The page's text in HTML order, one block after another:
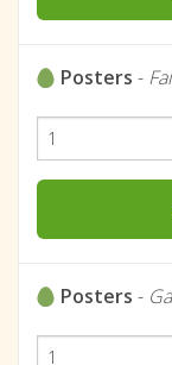
Posters -
Posters -